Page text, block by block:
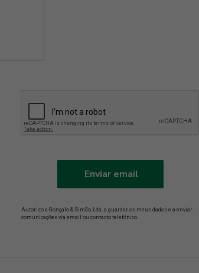
Enviar email
Autorizo a Gonçalo & Simão, Lda. a guardar os meus dados e a enviar
comunicações via email ou contacto telefónico.